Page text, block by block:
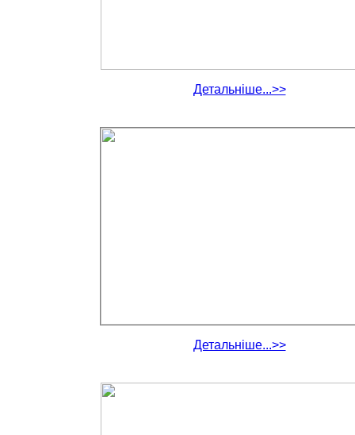
Детальніше...>>
Детальніше...>>